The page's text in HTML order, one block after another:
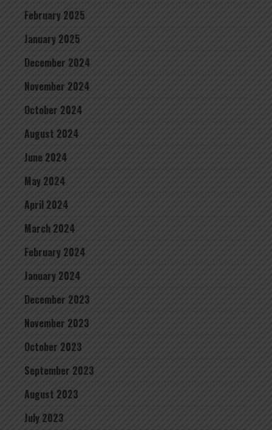
February 2025
January 2025
December 2024
November 2024
October 2024
August 2024
June 2024
May 2024
April 2024
March 2024
February 2024
January 2024
December 2023
November 2023
October 2023
September 2023
August 2023
July 2023